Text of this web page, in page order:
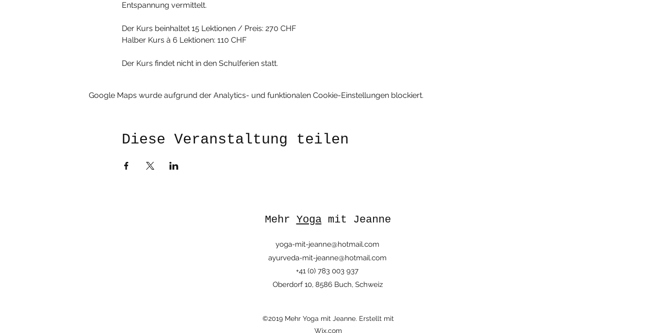
Entspannung vermittelt.
Der Kurs beinhaltet 15 Lektionen / Preis: 270 CHF
Halber Kurs à 6 Lektionen: 110 CHF
Der Kurs findet nicht in den Schulferien statt.
Google Maps wurde aufgrund der Analytics- und funktionalen Cookie-Einstellungen blockiert.
Diese Veranstaltung teilen
Mehr Yogamit Jeanne
+41 (0) 783 003 937
yoga-mit-jeanne@hotmail.com
ayurveda-mit-jeanne@hotmail.com
Oberdorf 10, 8586 Buch, Schweiz
©2019 Mehr Yoga mit Jeanne. Erstellt mit
Wix.com